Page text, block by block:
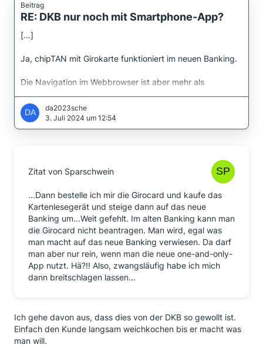
Beitrag
RE: DKB nur noch mit Smartphone-App?
[…]
Ja, chipTAN mit Girokarte funktioniert im neuen Banking.
Die Navigation im Webbrowser ist aber mehr als
da2023sche
3. Juli 2024 um 12:54
Zitat von Sparschwein
...Dann bestelle ich mir die Girocard und kaufe das
Kartenlesegerät und steige dann auf das neue
Banking um...Weit gefehlt. Im alten Banking kann man
die Girocard nicht beantragen. Man wird, egal was
man macht auf das neue Banking verwiesen. Da darf
man aber nur rein, wenn man die neue one-and-only-
App nutzt. Hä?!! Also, zwangsläufig habe ich mich
dann breitschlagen lassen...
Ich gehe davon aus, dass dies von der DKB so gewollt ist.
Einfach den Kunde langsam weichkochen bis er macht was
man will.